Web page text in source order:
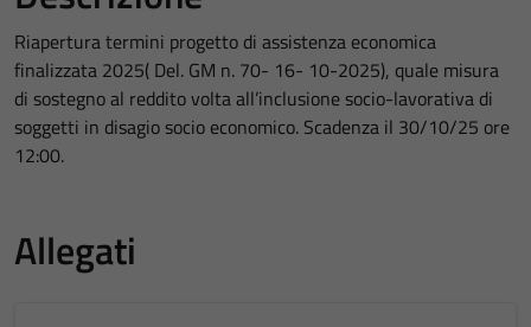
Riapertura termini progetto di assistenza economica
finalizzata 2025( Del. GM n. 70- 16- 10-2025), quale misura
di sostegno al reddito volta all’inclusione socio-lavorativa di
soggetti in disagio socio economico. Scadenza il 30/10/25 ore
12:00.
Allegati